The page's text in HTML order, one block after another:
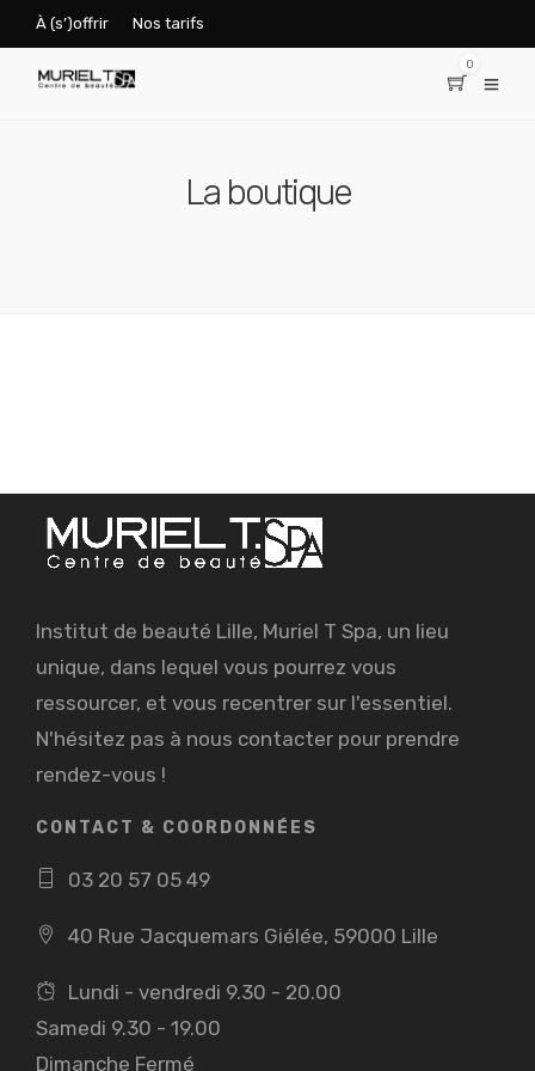
À (s’)offrir Nos tarifs
0
La boutique
Institut de beauté Lille, Muriel T Spa, un lieu
unique, dans lequel vous pourrez vous
ressourcer, et vous recentrer sur l'essentiel.
N'hésitez pas à nous contacter pour prendre
rendez-vous !
CONTACT & COORDONNÉES
03 20 57 05 49
40 Rue Jacquemars Giélée, 59000 Lille
Lundi - vendredi 9.30 - 20.00
Samedi 9.30 - 19.00
Dimanche Fermé